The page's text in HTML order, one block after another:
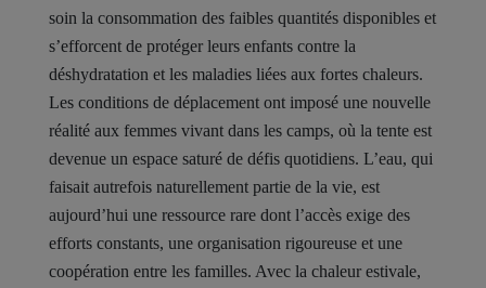
soin la consommation des faibles quantités disponibles et
s’efforcent de protéger leurs enfants contre la
déshydratation et les maladies liées aux fortes chaleurs.
Les conditions de déplacement ont imposé une nouvelle
réalité aux femmes vivant dans les camps, où la tente est
devenue un espace saturé de défis quotidiens. L’eau, qui
faisait autrefois naturellement partie de la vie, est
aujourd’hui une ressource rare dont l’accès exige des
efforts constants, une organisation rigoureuse et une
coopération entre les familles. Avec la chaleur estivale,